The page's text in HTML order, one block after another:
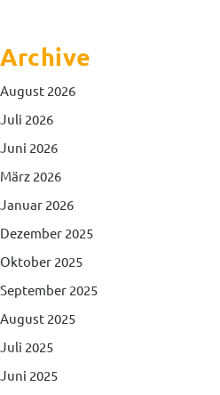
Archive
August 2026
Juli 2026
Juni 2026
März 2026
Januar 2026
Dezember 2025
Oktober 2025
September 2025
August 2025
Juli 2025
Juni 2025